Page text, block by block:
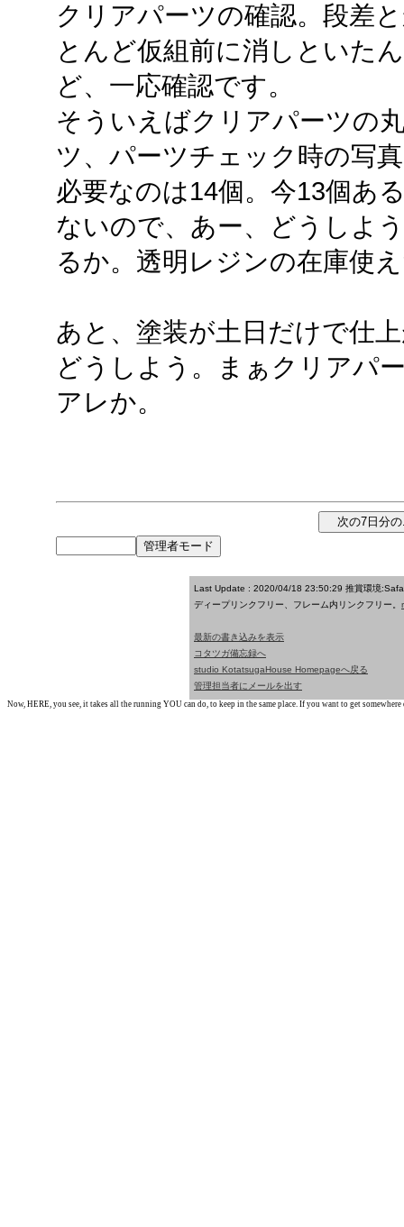
クリアパーツの確認。段差
とんど仮組前に消しといた
ど、一応確認です。
そういえばクリアパーツの
ツ、パーツチェック時の写
必要なのは14個。今13個あ
ないので、あー、どうしよ
るか。透明レジンの在庫使
あと、塗装が土日だけで仕
どうしよう。まぁクリアパ
アレか。
Last Update : 2020/04/18 23:50:29 推賞環境
ディープリンクフリー、フレーム内リンクフリー。
最新の書き込みを表示
コタツガ備忘録へ
studio KotatsugaHouse Homepageへ戻る
管理担当者にメールを出す
Now, HERE, you see, it takes all the running YOU can do, to keep in the same place. If you want to get